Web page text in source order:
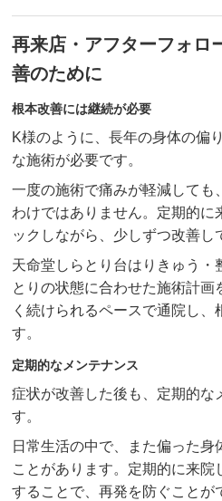
再来店・アフターフォロ
善のために
根本改善には継続が必要
K様のように、長年の身体の偏
な施術が必要です。
一度の施術で痛みが軽減しても
わけではありません。定期的に
ックしながら、少しずつ改善し
天命堂しらとり台はりきゅう・
とりの状態に合わせた施術計画
く続けられるペースで通院し、
す。
定期的なメンテナンス
症状が改善した後も、定期的な
す。
日常生活の中で、また偏った身
ことがあります。定期的に来院
することで、再発を防ぐことが